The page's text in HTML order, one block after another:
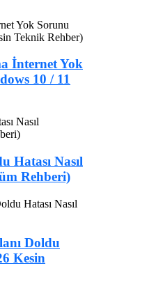
İnternet Yok
10 / 11
Hatası Nasıl
Rehberi)
Doldu
Kesin